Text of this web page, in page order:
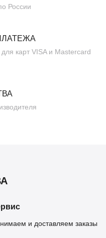
России
карт VISA и Mastercard
и доставляем заказы